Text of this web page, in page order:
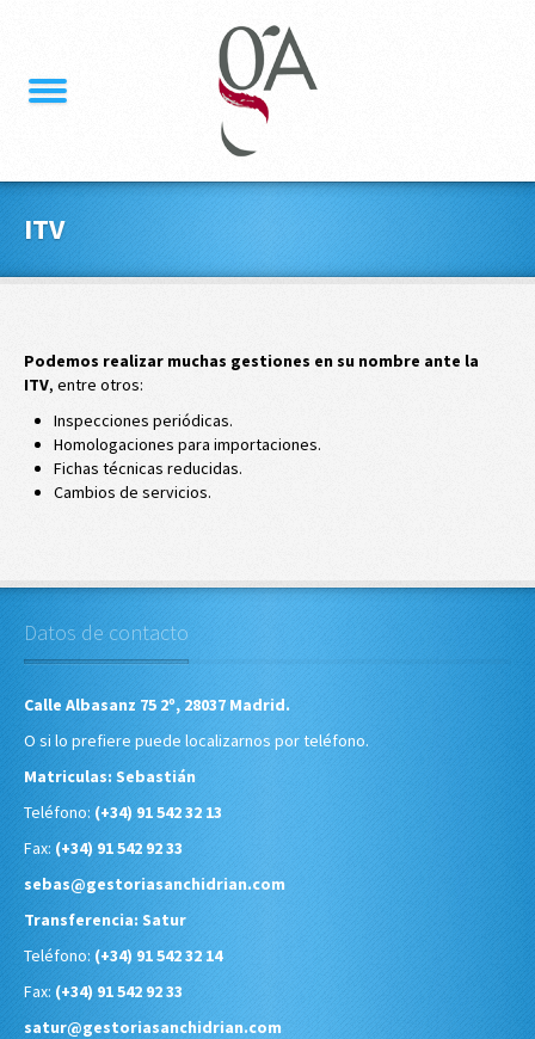
ITV
Podemos realizar muchas gestiones en su nombre ante la
ITV, entre otros:
Inspecciones periódicas.
Homologaciones para importaciones.
Fichas técnicas reducidas.
Cambios de servicios.
Datos de contacto
Calle Albasanz 75 2º, 28037 Madrid.
O si lo prefiere puede localizarnos por teléfono.
Matriculas: Sebastián
Teléfono: (+34) 91 542 32 13
Fax: (+34) 91 542 92 33
sebas@gestoriasanchidrian.com
Transferencia: Satur
Teléfono: (+34) 91 542 32 14
Fax: (+34) 91 542 92 33
satur@gestoriasanchidrian.com